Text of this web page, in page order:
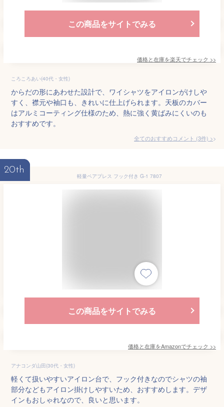
この商品をサイトでみる
価格と在庫を楽天でチェック >>
ころころあい(40代・女性)
からだの形にあわせた設計で、ワイシャツをアイロンがけしや
すく、襟元や袖口も、きれいに仕上げられます。天板のカバー
はアルミコーティング仕様のため、熱に強く黄ばみにくいのも
おすすめです。
全てのおすすめコメント (3件) >
20th
軽量ペアプレス フック付き G-1 7807
この商品をサイトでみる
価格と在庫をAmazonでチェック >>
アナコンダ山田(30代・女性)
軽くて扱いやすいアイロン台で、フック付きなのでシャツの袖
部分などもアイロン掛けしやすいため、おすすめします。デザ
インもおしゃれなので、良いと思います。